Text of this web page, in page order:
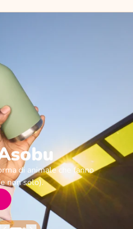
di animale che fanno
non solo).